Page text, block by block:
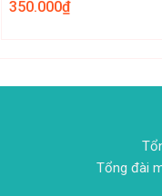
350.000₫
Tổng đài